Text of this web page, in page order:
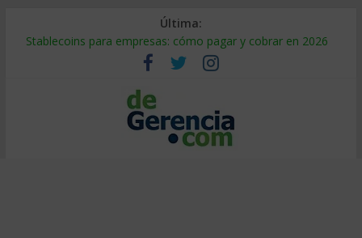
Última:
Stablecoins para empresas: cómo pagar y cobrar en 2026
Despido silencioso: qué es y por qué sale tan caro
IA en selección de personal: cómo auditarla a tiempo
Trabajo forzoso en la cadena de suministro: qué hacer
Mercado hispano de EE. UU.: cómo segmentarlo y venderle